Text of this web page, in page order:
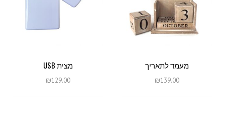
מעמד לתאריך
₪139.00
מצית USB
₪129.00